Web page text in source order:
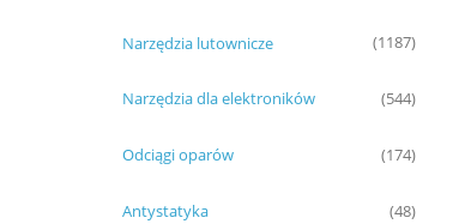
Narzędzia lutownicze (1187)
Narzędzia dla elektroników (544)
Odciągi oparów (174)
Antystatyka (48)